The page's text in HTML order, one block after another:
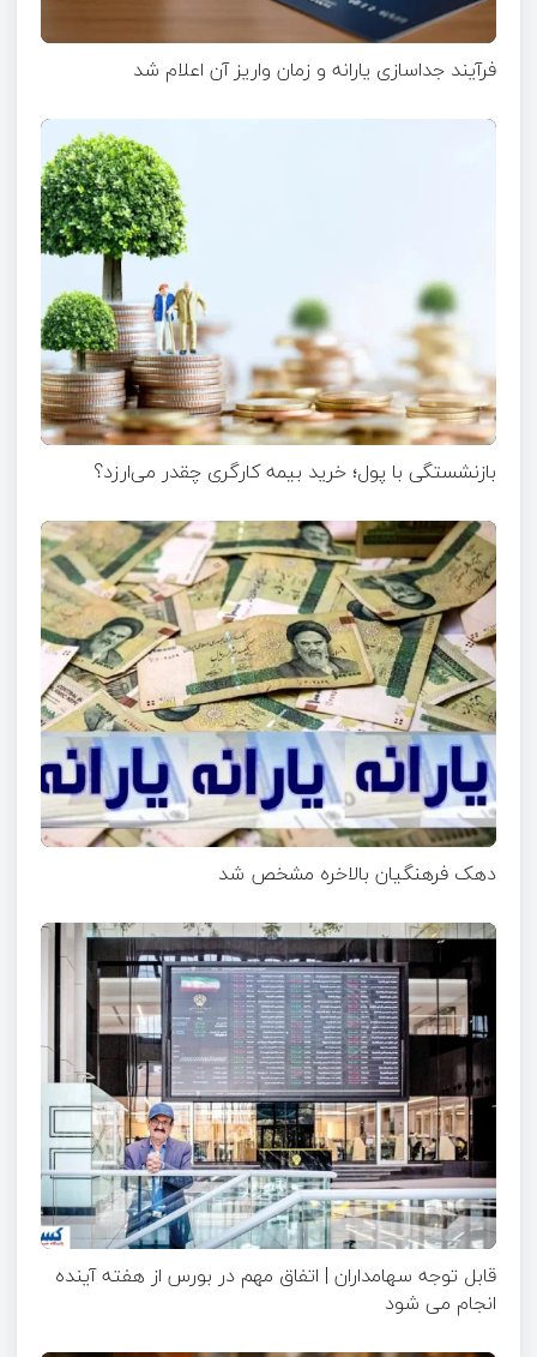
فرآیند جداسازی یارانه و زمان واریز آن اعلام شد
بازنشستگی با پول؛ خرید بیمه کارگری چقدر می‌ارزد؟
دهک فرهنگیان بالاخره مشخص شد
قابل توجه سهامداران | اتفاق مهم در بورس از هفته آینده
انجام می شود